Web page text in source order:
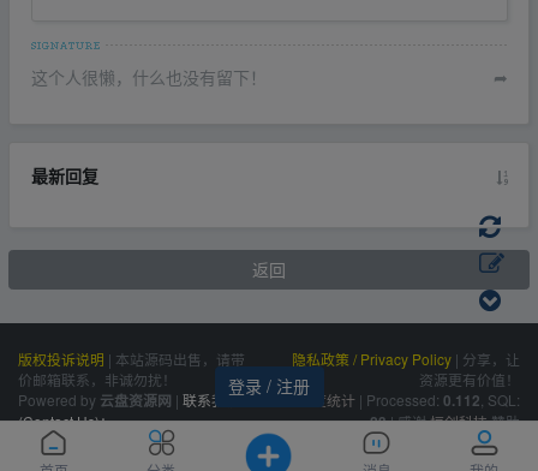
登录 / 注册
这个人很懒，什么也没有留下！ ➦
最新回复
返回
版权投诉说明 | 本站源码出售，请带
价邮箱联系，非诚勿扰！
隐私政策 / Privacy Policy | 分享，让
资源更有价值！
Powered by 云盘资源网 | 联系我们
(Contact Us)：
siteone@qq.com
百度统计 | Processed: 0.112 , SQL:
23|感谢恒创科技赞助